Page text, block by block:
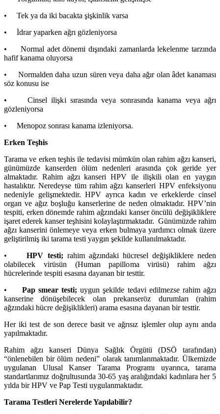
• Tek ya da iki bacakta şişkinlik varsa
• İdrar yaparken ağrı gözleniyorsa
• Normal adet dönemi dışındaki zamanlarda lekelenme tarzında
hafif kanama oluyorsa
• Normalden daha uzun süren veya daha ağır olan âdet kanaması
söz konusu ise
• Cinsel ilişki sırasında veya sonrasında kanama veya ağrı
gözleniyorsa
• Menopoz sonrası kanama izleniyorsa.
Erken Teşhis
Tarama ve erken teşhis ile tedavisi mümkün olan rahim ağzı kanseri,
günümüzde kanserden ölüm nedenleri arasında çok geride yer
almaktadır. Rahim ağzı kanseri HPV ile ilişkili olan en yaygın
hastalıktır. Neredeyse tüm rahim ağzı kanserleri HPV enfeksiyonu
nedeniyle gelişmektedir. HPV ayrıca kadın ve erkeklerde cinsel
organ ve ağız boşluğu kanserlerine de neden olmaktadır. HPV’nin
tespiti, erken dönemde rahim ağzındaki kanser öncülü değişikliklere
işaret ederek kanser teşhisini kolaylaştırmaktadır. Günümüzde rahim
ağzı kanserini önlemeye veya erken bulmaya yardımcı olmak üzere
geliştirilmiş iki tarama testi yaygın şekilde kullanılmaktadır.
•HPV testi; rahim ağzındaki hücresel değişikliklere neden
olabilecek virüsün (Human papilloma virüsü) rahim ağzı
hücrelerinde tespiti esasına dayanan bir testtir.
• Pap smear testi; uygun şekilde tedavi edilmezse rahim ağzı
kanserine dönüşebilecek olan prekanseröz durumları (rahim
ağzındaki hücre değişiklikleri) arama esasına dayanan bir testtir.
Her iki test de son derece basit ve ağrısız işlemler olup aynı anda
yapılmaktadır.
Rahim ağzı kanseri Dünya Sağlık Örgütü (DSÖ tarafından)
“önlenebilen bir ölüm nedeni” olarak tanımlanmaktadır. Ülkemizde
uygulanan Ulusal Kanser Tarama Programı uyarınca, tarama
standartlarımız doğrultusunda 30-65 yaş aralığındaki kadınlara her 5
yılda bir HPV ve Pap Testi uygulanmaktadır.
Tarama Testleri Nerelerde Yapılabilir?